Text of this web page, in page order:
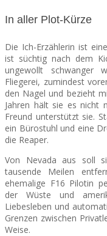
In aller Plot-Kürze
Die Ich-Erzählerin ist
ist süchtig nach dem
ungewollt schwanger
Fliegerei, zumindest
den Nagel und bezieht
Jahren hält sie es nicht
Freund unterstützt sie.
ein Bürostuhl und eine
die Reaper.
Von Nevada aus soll
tausende Meilen
ehemalige F16 Pilotin
der Wüste und
Liebesleben und
Grenzen zwischen
Weise.